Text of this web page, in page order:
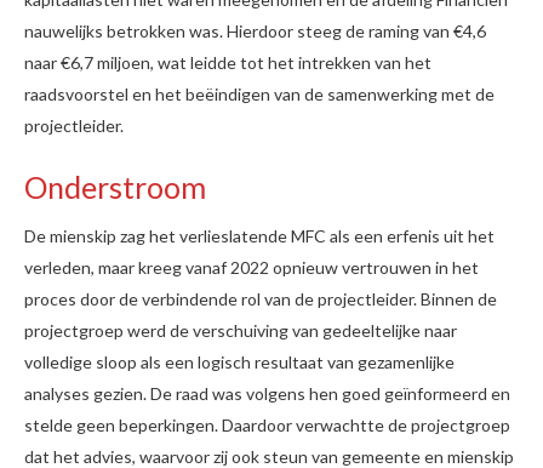
nauwelijks betrokken was. Hierdoor steeg de raming van €4,6
naar €6,7 miljoen, wat leidde tot het intrekken van het
raadsvoorstel en het beëindigen van de samenwerking met de
projectleider.
Onderstroom
De mienskip zag het verlieslatende MFC als een erfenis uit het
verleden, maar kreeg vanaf 2022 opnieuw vertrouwen in het
proces door de verbindende rol van de projectleider. Binnen de
projectgroep werd de verschuiving van gedeeltelijke naar
volledige sloop als een logisch resultaat van gezamenlijke
analyses gezien. De raad was volgens hen goed geïnformeerd en
stelde geen beperkingen. Daardoor verwachtte de projectgroep
dat het advies, waarvoor zij ook steun van gemeente en mienskip